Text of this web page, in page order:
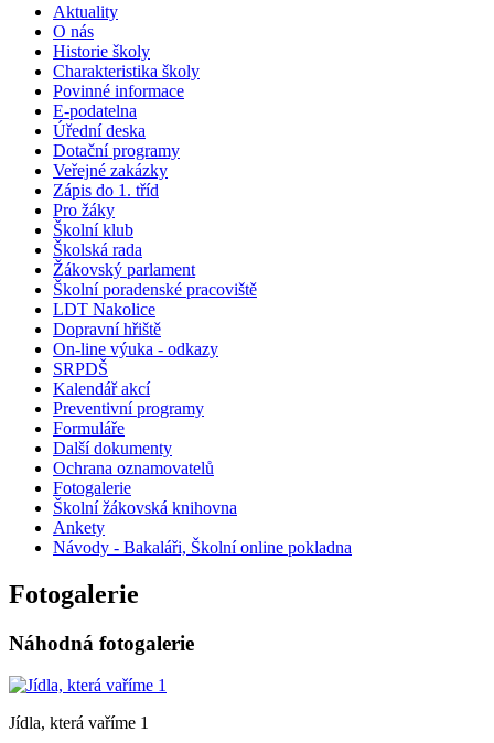
Aktuality
O nás
Historie školy
Charakteristika školy
Povinné informace
E-podatelna
Úřední deska
Dotační programy
Veřejné zakázky
Zápis do 1. tříd
Pro žáky
Školní klub
Školská rada
Žákovský parlament
Školní poradenské pracoviště
LDT Nakolice
Dopravní hřiště
On-line výuka - odkazy
SRPDŠ
Kalendář akcí
Preventivní programy
Formuláře
Další dokumenty
Ochrana oznamovatelů
Fotogalerie
Školní žákovská knihovna
Ankety
Návody - Bakaláři, Školní online pokladna
Fotogalerie
Náhodná fotogalerie
Jídla, která vaříme 1